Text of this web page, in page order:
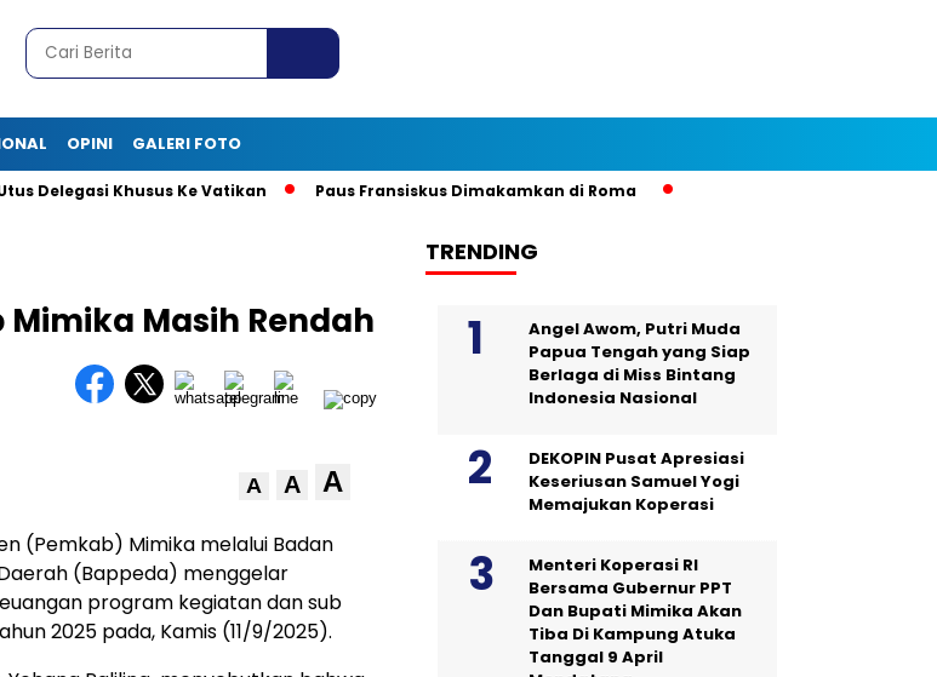
OPINI GALERI FOTO
Delegasi Khusus Ke Vatikan Paus Fransiskus Dimakamkan di Roma
Masih Rendah
A A A
(Pemkab) Mimika melalui Badan
(Bappeda) menggelar
program kegiatan dan sub
2025 pada, Kamis (11/9/2025).
TRENDING
Angel Awom, Putri Muda
Papua Tengah yang Siap
Berlaga di Miss Bintang
Indonesia Nasional
DEKOPIN Pusat Apresiasi
Keseriusan Samuel Yogi
Memajukan Koperasi
Menteri Koperasi RI
Bersama Gubernur PPT
Dan Bupati Mimika Akan
Tiba Di Kampung Atuka
Tanggal 9 April